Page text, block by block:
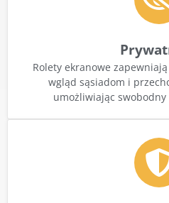
Rolety ekranowe
wgląd sąsiadom i
umożliwiając